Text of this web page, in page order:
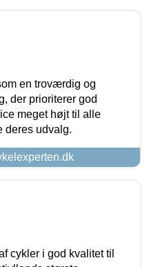
en troværdig og
der prioriterer god
meget højt til alle
deres udvalg.
cykler i god kvalitet til